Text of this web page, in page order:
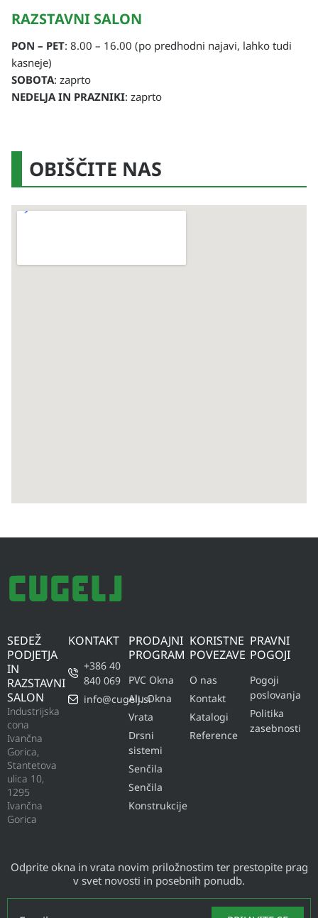
RAZSTAVNI SALON
PON – PET: 8.00 – 16.00 (po predhodni najavi, lahko tudi
kasneje)
SOBOTA: zaprto
NEDELJA IN PRAZNIKI: zaprto
OBIŠČITE NAS
SEDEŽ
PODJETJA
IN
RAZSTAVNI
SALON
Industrijska
cona
Ivančna
Gorica,
Stantetova
ulica 10,
1295
Ivančna
Gorica
PRODAJNI
PROGRAM
PVC Okna
Alu Okna
Vrata
Drsni
sistemi
Senčila
Senčila
Konstrukcije
KORISTNE
POVEZAVE
O nas
Kontakt
Katalogi
Reference
PRAVNI
POGOJI
Pogoji
poslovanja
Politika
zasebnosti
KONTAKT
+386 40
840 069
info@cugelj.si
Odprite okna in vrata novim priložnostim ter prestopite prag
v svet novosti in posebnih ponudb.
Email*